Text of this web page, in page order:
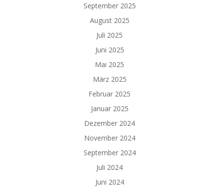
September 2025
August 2025
Juli 2025
Juni 2025
Mai 2025
März 2025
Februar 2025
Januar 2025
Dezember 2024
November 2024
September 2024
Juli 2024
Juni 2024